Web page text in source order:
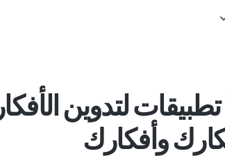
أفضل 10 تطبيقات لتدوين الأفكار
وأفكارك